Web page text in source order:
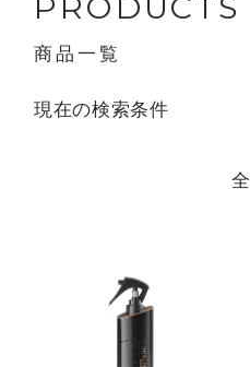
商品一覧
現在の検索条件
全